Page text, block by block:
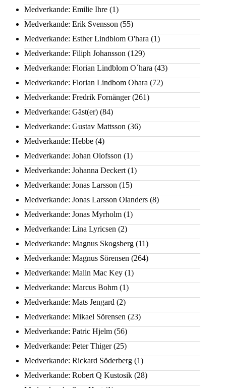
Medverkande: Emilie Ihre (1)
Medverkande: Erik Svensson (55)
Medverkande: Esther Lindblom O'hara (1)
Medverkande: Filiph Johansson (129)
Medverkande: Florian Lindblom O´hara (43)
Medverkande: Florian Lindbom Ohara (72)
Medverkande: Fredrik Fornänger(261)
Medverkande: Gäst(er) (84)
Medverkande: Gustav Mattsson (36)
Medverkande: Hebbe (4)
Medverkande: Johan Olofsson (1)
Medverkande: Johanna Deckert (1)
Medverkande: Jonas Larsson (15)
Medverkande: Jonas Larsson Olanders (8)
Medverkande: Jonas Myrholm (1)
Medverkande: Lina Lyricsen (2)
Medverkande: Magnus Skogsberg (11)
Medverkande: Magnus Sörensen (264)
Medverkande: Malin Mac Key (1)
Medverkande: Marcus Bohm (1)
Medverkande: Mats Jengard (2)
Medverkande: Mikael Sörensen (23)
Medverkande: Patric Hjelm (56)
Medverkande: Peter Thiger(25)
Medverkande: Rickard Söderberg (1)
Medverkande: Robert Q Kustosik (28)